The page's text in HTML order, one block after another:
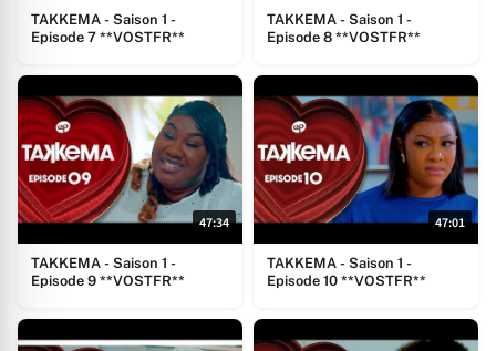
TAKKEMA - Saison 1 -
Episode 7 **VOSTFR**
TAKKEMA - Saison 1 -
Episode 8 **VOSTFR**
47:34
TAKKEMA - Saison 1 -
Episode 9 **VOSTFR**
47:01
TAKKEMA - Saison 1 -
Episode 10 **VOSTFR**